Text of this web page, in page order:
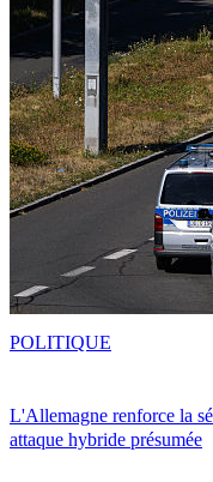
L'Allemagne renforce la
attaque hybride présumée
POLITIQUE